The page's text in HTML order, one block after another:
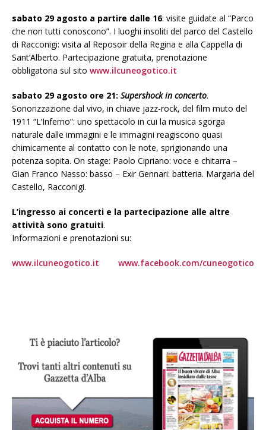
sabato 29 agosto a partire dalle 16: visite guidate al “Parco
che non tutti conoscono”. I luoghi insoliti del parco del Castello
di Racconigi: visita al Reposoir della Regina e alla Cappella di
Sant’Alberto. Partecipazione gratuita, prenotazione
obbligatoria sul sito www.ilcuneogotico.it
sabato 29 agosto ore 21: Supershock in concerto.
Sonorizzazione dal vivo, in chiave jazz-rock, del film muto del
1911 “L’Inferno”: uno spettacolo in cui la musica sgorga
naturale dalle immagini e le immagini reagiscono quasi
chimicamente al contatto con le note, sprigionando una
potenza sopita. On stage: Paolo Cipriano: voce e chitarra –
Gian Franco Nasso: basso – Exir Gennari: batteria. Margaria del
Castello, Racconigi.
L’ingresso ai concerti e la partecipazione alle altre
attività sono gratuiti.
Informazioni e prenotazioni su:
www.ilcuneogotico.it www.facebook.com/cuneogotico